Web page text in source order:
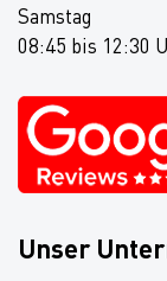
Samstag
08:45 bis 12:30
Unser